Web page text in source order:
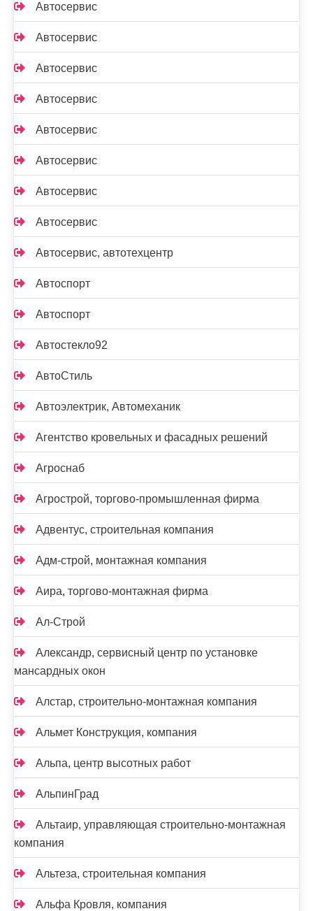
Автосервис
Автосервис
Автосервис
Автосервис
Автосервис
Автосервис
Автосервис
Автосервис
Автосервис, автотехцентр
Автоспорт
Автоспорт
Автостекло92
АвтоСтиль
Автоэлектрик, Автомеханик
Агентство кровельных и фасадных решений
Агроснаб
Агрострой, торгово-промышленная фирма
Адвентус, строительная компания
Адм-строй, монтажная компания
Аира, торгово-монтажная фирма
Ал-Строй
Александр, сервисный центр по установке
мансардных окон
Алстар, строительно-монтажная компания
Альмет Конструкция, компания
Альпа, центр высотных работ
АльпинГрад
Альтаир, управляющая строительно-монтажная
компания
Альтеза, строительная компания
Альфа Кровля, компания